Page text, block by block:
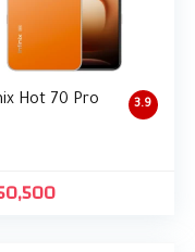
3.9
Hot 70 Pro